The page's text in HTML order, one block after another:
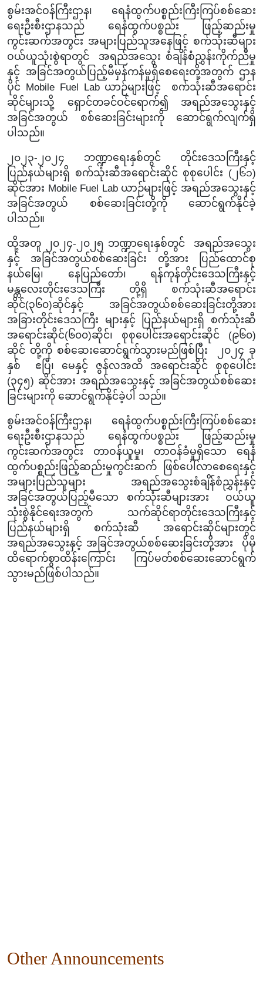
စွမ်းအင်ဝန်ကြီးဌာန၊ ရေနံထွက်ပစ္စည်းကြီးကြပ်စစ်ဆေး
ရေးဦးစီးဌာနသည် ရေနံထွက်ပစ္စည်း ဖြည့်ဆည်းမှု
ကွင်းဆက်အတွင်း အများပြည်သူအနေဖြင့် စက်သုံးဆီများ
ဝယ်ယူသုံးစွဲရာတွင် အရည်အသွေး စံချိန်စံညွှန်းကိုက်ညီမှု
နှင့် အခြင်အတွယ်ပြည့်မီမှန်ကန်မှုရှိစေရေးတို့အတွက် ဌာန
ပိုင် Mobile Fuel Lab ယာဉ်များဖြင့် စက်သုံးဆီအရောင်း
ဆိုင်များသို့ ရှောင်တခင်ဝင်ရောက်၍ အရည်အသွေးနှင့်
အခြင်အတွယ် စစ်ဆေးခြင်းများကို ဆောင်ရွက်လျက်ရှိ
ပါသည်။
၂၀၂၃-၂၀၂၄ ဘဏ္ဍာရေးနှစ်တွင် တိုင်းဒေသကြီးနှင့်
ပြည်နယ်များရှိ စက်သုံးဆီအရောင်းဆိုင် စုစုပေါင်း (၂၆၁)
ဆိုင်အား Mobile Fuel Lab ယာဉ်များဖြင့် အရည်အသွေးနှင့်
အခြင်အတွယ် စစ်ဆေးခြင်းတို့ကို ဆောင်ရွက်နိုင်ခဲ့
ပါသည်။
ထို့အတူ ၂၀၂၄-၂၀၂၅ ဘဏ္ဍာရေးနှစ်တွင် အရည်အသွေး
နှင့် အခြင်အတွယ်စစ်ဆေးခြင်း တို့အား
ပြည်ထောင်စု
နယ်မြေ၊ နေပြည်တော်၊ ရန်ကုန်တိုင်းဒေသကြီးနှင့်
မန္တလေးတိုင်းဒေသကြီး တို့ရှိ စက်သုံးဆီအရောင်း
ဆိုင်(၃၆၀)ဆိုင်နှင့် အခြင်အတွယ်စစ်‌ဆေးခြင်းတို့အား
အခြားတိုင်းဒေသကြီး များနှင့် ပြည်နယ်များရှိ စက်သုံးဆီ
အရောင်းဆိုင်(၆၀၀)ဆိုင်၊ စုစုပေါင်းအရောင်းဆိုင် (၉၆၀)
ဆိုင် တို့ကို စစ်ဆေးဆောင်ရွက်သွားမည်ဖြစ်ပြီး ၂၀၂၄ ခု
နှစ် ဧပြီ၊ မေနှင့် ဇွန်လအထိ အရောင်းဆိုင် စုစုပေါင်း
(၃၄၅) ဆိုင်အား အရည်အသွေးနှင့် အခြင်အတွယ်စစ်ဆေး
ခြင်းများကို ဆောင်ရွက်နိုင်ခဲ့ပါ သည်။
စွမ်းအင်ဝန်ကြီးဌာန၊ ရေနံထွက်ပစ္စည်းကြီးကြပ်စစ်ဆေး
ရေးဦးစီးဌာနသည် ရေနံထွက်ပစ္စည်း ဖြည့်ဆည်းမှု
ကွင်းဆက်အတွင်း တာဝန်ယူမှု၊ တာဝန်ခံမှုရှိသော ရေနံ
ထွက်ပစ္စည်းဖြည့်ဆည်းမှုကွင်းဆက် ဖြစ်ပေါ်လာစေရေးနှင့်
အများပြည်သူများ အရည်အသွေးစံချိန်စံညွှန်းနှင့်
အခြင်အတွယ်ပြည့်မီသော စက်သုံးဆီများအား ဝယ်ယူ
သုံးစွဲနိုင်ရေးအတွက် သက်ဆိုင်ရာတိုင်းဒေသကြီးနှင့်
ပြည်နယ်များရှိ စက်သုံးဆီ အရောင်းဆိုင်များတွင်
အရည်အသွေးနှင့် အခြင်အတွယ်စစ်ဆေးခြင်းတို့အား ပိုမို
ထိရောက်စွာထိန်းကြောင်း ကြပ်မတ်စစ်ဆေးဆောင်ရွက်
သွားမည်ဖြစ်ပါသည်။
Other Announcements